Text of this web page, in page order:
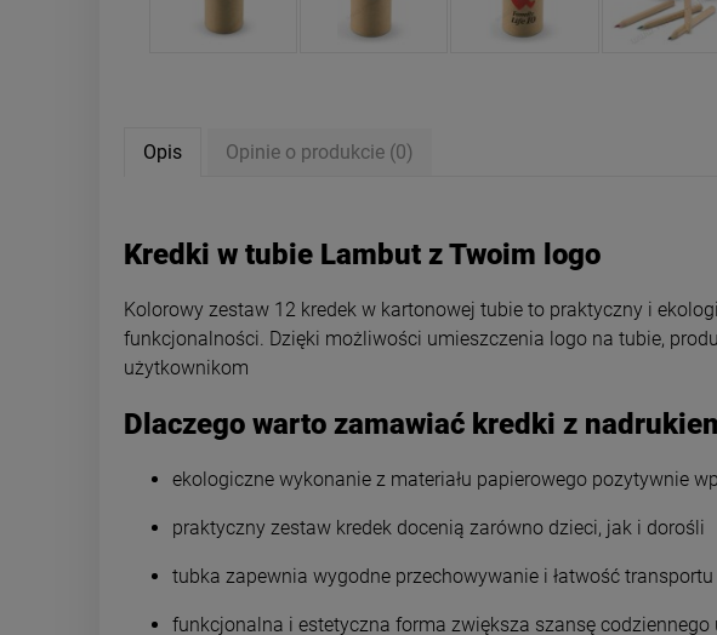
Opis Opinie o produkcie (0)
Kredki w tubie Lambut z Twoim logo
Kolorowy zestaw 12 kredek w kartonowej tubie to praktyczny i
funkcjonalności. Dzięki możliwości umieszczenia logo na tubie,
użytkownikom
Dlaczego warto zamawiać kredki z
ekologiczne wykonanie z materiału papierowego pozytywnie
praktyczny zestaw kredek docenią zarówno dzieci, jak i dorośli
tubka zapewnia wygodne przechowywanie i łatwość transportu
funkcjonalna i estetyczna forma zwiększa szansę codziennego